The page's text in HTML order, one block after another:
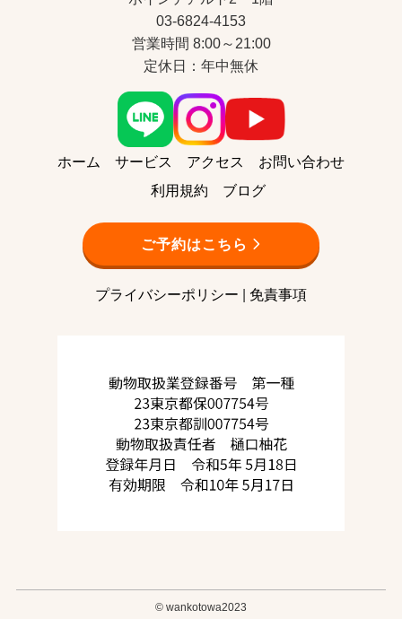
03-6824-4153
営業時間 8:00～21:00
定休日：年中無休
ホーム サービス アクセス
お問い合わせ
利用規約
ブログ
ご予約はこちら
プライバシーポリシー 免責事項
© wankotowa2023